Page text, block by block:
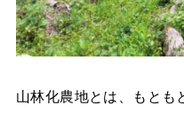
山林化農地とは、もとも